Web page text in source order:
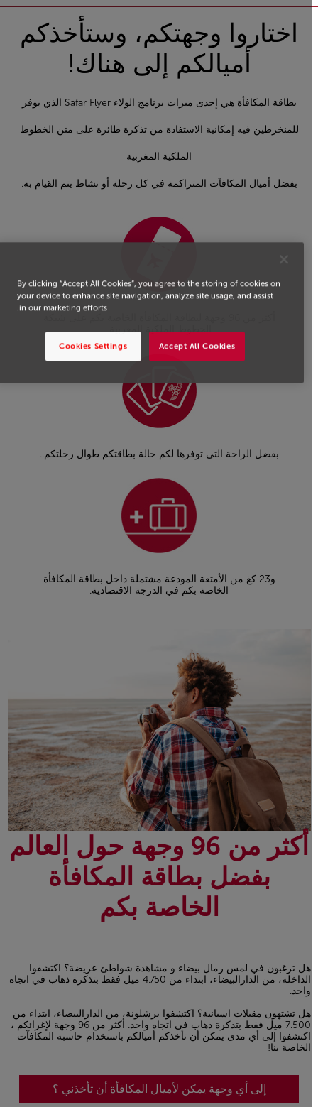
اختاروا وجهتكم، وستأخذكم
أميالكم إلى هناك!
بطاقة المكافأة هي إحدى ميزات برنامج الولاء Safar Flyer الذي يوفر
للمنخرطين فيه إمكانية الاستفادة من تذكرة طائرة على متن الخطوط
الملكية المغربية
بفضل أميال المكافآت المتراكمة في كل رحلة أو نشاط يتم القيام به.
الخطوط الملكية المغربية.
بفضل الراحة التي توفرها لكم حالة بطاقتكم طوال رحلتكم..
و23 كغ من الأمتعة المودعة مشتملة داخل بطاقة المكافأة
الخاصة بكم في الدرجة الاقتصادية.
أكثر من 96 وجهة حول العالم
بفضل بطاقة المكافأة
الخاصة بكم
هل ترغبون في لمس رمال بيضاء و مشاهدة شواطئ عريضة؟ اكتشفوا
الداخلة، من الدارالبيضاء، ابتداء من 4.750 ميل فقط بتذكرة ذهاب في اتجاه
واحد.
هل تشتهون مقبلات اسبانية؟ اكتشفوا برشلونة، من الدارالبيضاء، ابتداء من
7.500 ميل فقط بتذكرة ذهاب في اتجاه واحد. أكثر من 96 وجهة لإغرائكم ،
اكتشفوا إلى أي مدى يمكن أن تأخذكم أميالكم باستخدام حاسبة المكافآت
الخاصة بنا!
إلى أي وجهة يمكن لأميال المكافأة أن تأخذني ؟
By clicking “Accept All Cookies”, you agree to the storing of cookies on
your device to enhance site navigation, analyze site usage, and assist
in our marketing efforts.
Accept All Cookies
Cookies Settings